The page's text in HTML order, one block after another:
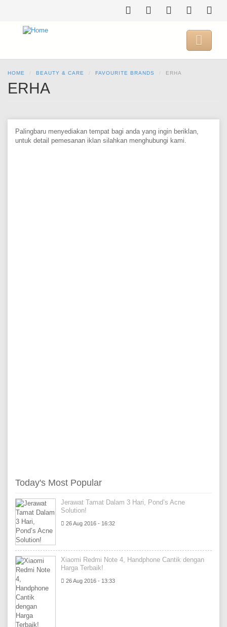

HOME BEAUTY & CARE FAVOURITE BRANDS ERHA
ERHA
Palingbaru menyediakan tempat bagi anda yang ingin beriklan,
untuk detail pemesanan iklan silahkan menghubungi kami.
Today's Most Popular
Jerawat Tamat Dalam 3 Hari, Pond’s Acne
Solution!
26 Aug 2016 - 16:32
Xiaomi Redmi Note 4, Handphone Cantik dengan
Harga Terbaik!
26 Aug 2016 - 13:33